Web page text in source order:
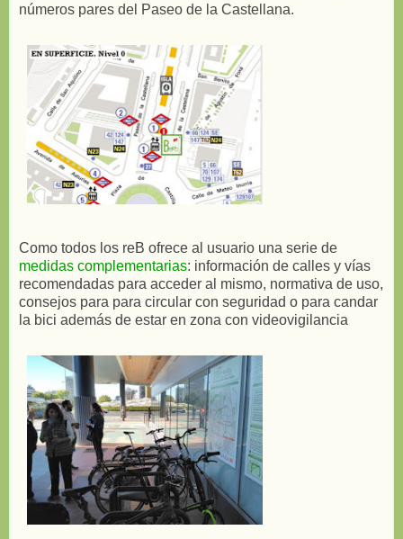
números pares del Paseo de la Castellana.
Como todos los reB ofrece al usuario una serie de
medidas complementarias: información de calles y vías
recomendadas para acceder al mismo, normativa de uso,
consejos para para circular con seguridad o para candar
la bici además de estar en zona con videovigilancia